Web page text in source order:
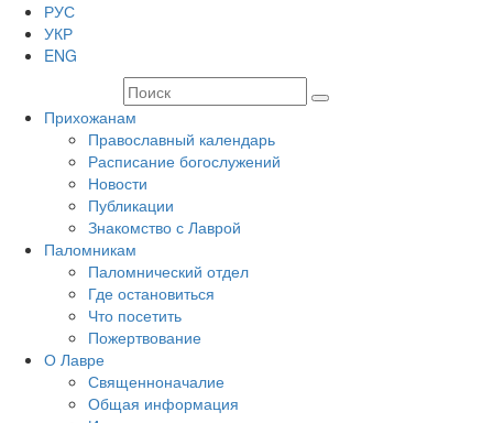
РУС
УКР
ENG
Прихожанам
Православный календарь
Расписание богослужений
Новости
Публикации
Знакомство с Лаврой
Паломникам
Паломнический отдел
Где остановиться
Что посетить
Пожертвование
О Лавре
Священноначалие
Общая информация